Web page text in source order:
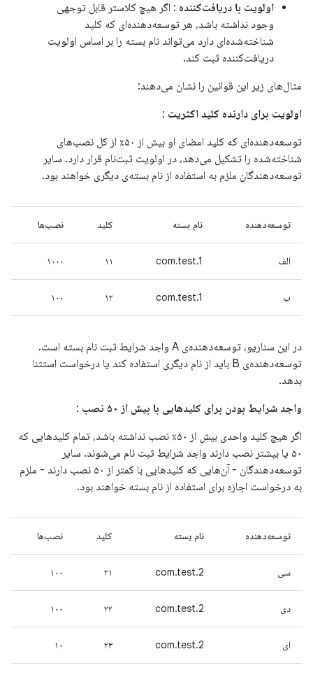
اولویت با دریافت‌کننده : اگر هیچ کلاستر قابل توجهی
وجود نداشته باشد، هر توسعه‌دهنده‌ای که کلید
شناخته‌شده‌ای دارد می‌تواند نام بسته را بر اساس اولویت
دریافت‌کننده ثبت کند.
مثال‌های زیر این قوانین را نشان می‌دهند:
اولویت برای دارنده کلید اکثریت :
توسعه‌دهنده‌ای که کلید امضای او بیش از ۵۰٪ از کل نصب‌های
شناخته‌شده را تشکیل می‌دهد، در اولویت ثبت‌نام قرار دارد. سایر
توسعه‌دهندگان ملزم به استفاده از نام بسته‌ی دیگری خواهند بود.
توسعه‌دهنده نام بسته کلید نصب‌ها
الف com.test.1 ۱۱ ۱۰۰۰
ب com.test.1 ۱۲ ۱۰۰
در این سناریو، توسعه‌دهنده‌ی A واجد شرایط ثبت نام بسته است.
توسعه‌دهنده‌ی B باید از نام دیگری استفاده کند یا درخواست استثنا
بدهد.
واجد شرایط بودن برای کلیدهایی با بیش از ۵۰ نصب
:
اگر هیچ کلید واحدی بیش از ۵۰٪ نصب نداشته باشد، تمام کلیدهایی که
۵۰ یا بیشتر نصب دارند واجد شرایط ثبت نام می‌شوند. سایر
توسعه‌دهندگان - آن‌هایی که کلیدهایی با کمتر از ۵۰ نصب دارند - ملزم
به درخواست اجازه برای استفاده از نام بسته خواهند بود.
توسعه‌دهنده نام بسته کلید نصب‌ها
سی com.test.2 ۲۱ ۱۰۰
دی com.test.2 ۲۲ ۱۰۰
ای com.test.2 ۲۳ ۱۰